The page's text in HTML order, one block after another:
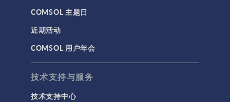
COMSOL 主题日
近期活动
COMSOL 用户年会
技术支持与服务
技术支持中心